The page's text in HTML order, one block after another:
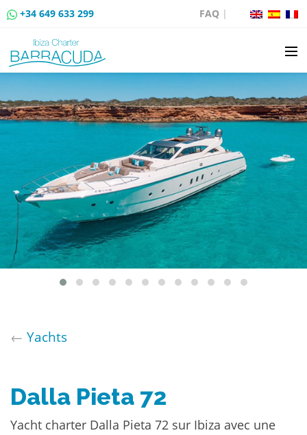
+34 649 633 299 FAQ|
VENTE DE BATEAUX
LOCATION DE AMARRAGES
ROUTES EN BATEAU
ÉVÉNEMENTS
BLOG
← Yachts
Dalla Pieta 72
Yacht charter Dalla Pieta 72 sur Ibiza avec une